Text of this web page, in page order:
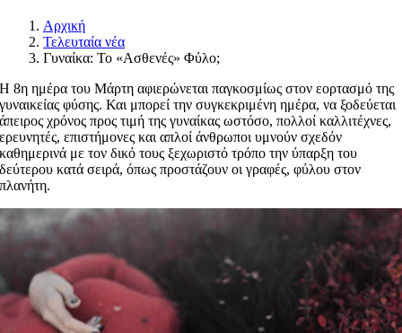
Αρχική
Τελευταία νέα
Γυναίκα: Το «Ασθενές» Φύλο;
Η 8η ημέρα του Μάρτη αφιερώνεται παγκοσμίως στον εορτασμό της
γυναικείας φύσης. Και μπορεί την συγκεκριμένη ημέρα, να ξοδεύεται
άπειρος χρόνος προς τιμή της γυναίκας ωστόσο, πολλοί καλλιτέχνες,
ερευνητές, επιστήμονες και απλοί άνθρωποι υμνούν σχεδόν
καθημερινά με τον δικό τους ξεχωριστό τρόπο την ύπαρξη του
δεύτερου κατά σειρά, όπως προστάζουν οι γραφές, φύλου στον
πλανήτη.